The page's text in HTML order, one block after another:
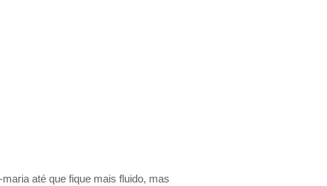
até que fique mais fluido, mas